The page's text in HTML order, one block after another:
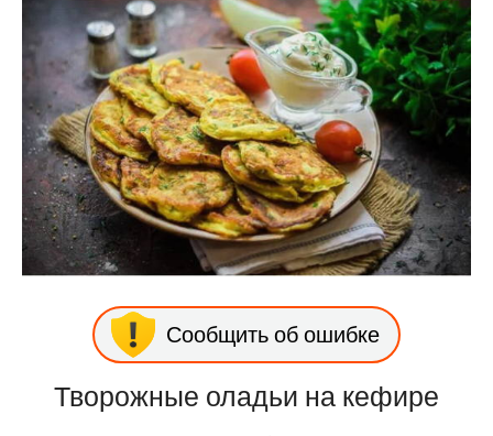
Сообщить об ошибке
Творожные оладьи на кефире